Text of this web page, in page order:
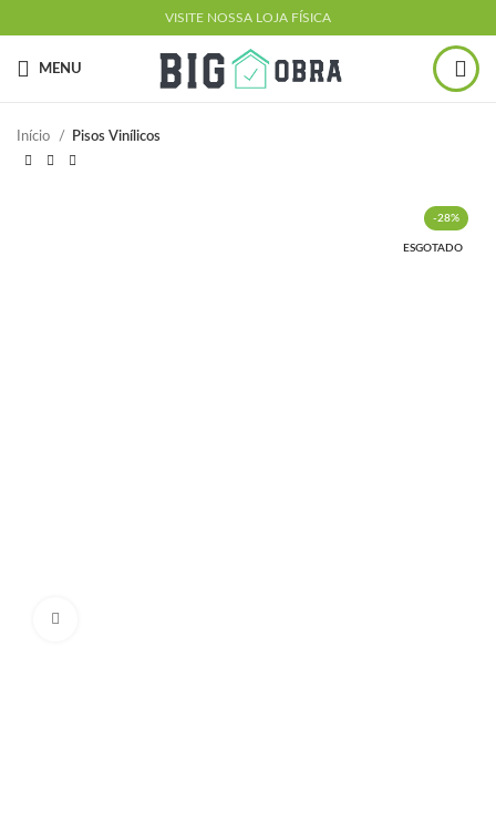
VISITE NOSSA LOJA FÍSICA
MENU
Início Pisos Vinílicos
-28%
ESGOTADO